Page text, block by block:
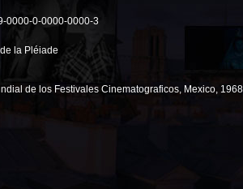
0000-0-0000-0000-3
la Pléiade
de los Festivales Cinematograficos, Mexico,